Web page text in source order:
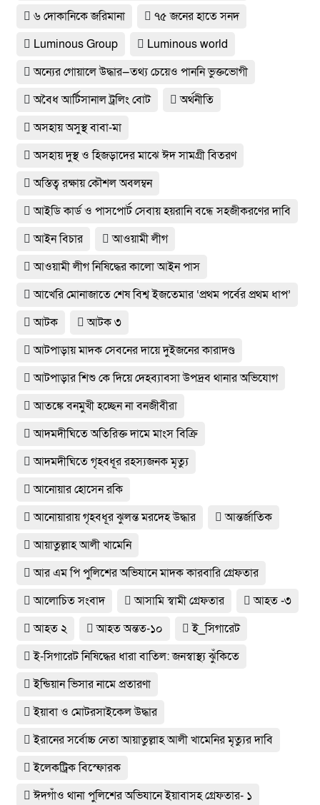
৬ দোকানিকে জরিমানা
৭৫ জনের হাতে সনদ
Luminous Group
Luminous world
অন্যের গোয়ালে উদ্ধার—তথ্য চেয়েও পাননি ভুক্তভোগী
অবৈধ আর্টিসানাল ট্রলিং বোট
অর্থনীতি
অসহায় অসুস্থ বাবা-মা
অসহায় দুস্থ ও হিজড়াদের মাঝে ঈদ সামগ্রী বিতরণ
অস্তিত্ব রক্ষায় কৌশল অবলম্বন
আইডি কার্ড ও পাসপোর্ট সেবায় হয়রানি বন্ধে সহজীকরণের দাবি
আইন বিচার
আওয়ামী লীগ
আওয়ামী লীগ নিষিদ্ধের কালো আইন পাস
আখেরি মোনাজাতে শেষ বিশ্ব ইজতেমার ‘প্রথম পর্বের প্রথম ধাপ’
আটক
আটক ৩
আটপাড়ায় মাদক সেবনের দায়ে দুইজনের কারাদণ্ড
আটপাড়ার শিশু কে দিয়ে দেহব্যাবসা উপদ্রব থানার অভিযোগ
আতঙ্কে বনমুখী হচ্ছেন না বনজীবীরা
আদমদীঘিতে অতিরিক্ত দামে মাংস বিক্রি
আদমদীঘিতে গৃহবধূর রহস্যজনক মৃত্যু
আনোয়ার হোসেন রকি
আনোয়ারায় গৃহবধূর ঝুলন্ত মরদেহ উদ্ধার
আন্তর্জাতিক
আয়াতুল্লাহ আলী খামেনি
আর এম পি পুলিশের অভিযানে মাদক কারবারি গ্রেফতার
আলোচিত সংবাদ
আসামি স্বামী গ্রেফতার
আহত -৩
আহত ২
আহত অন্তত-১০
ই_সিগারেট
ই-সিগারেট নিষিদ্ধের ধারা বাতিল: জনস্বাস্থ্য ঝুঁকিতে
ইন্ডিয়ান ভিসার নামে প্রতারণা
ইয়াবা ও মোটরসাইকেল উদ্ধার
ইরানের সর্বোচ্চ নেতা আয়াতুল্লাহ আলী খামেনির মৃত্যুর দাবি
ইলেকট্রিক বিস্ফোরক
ঈদগাঁও থানা পুলিশের অভিযানে ইয়াবাসহ গ্রেফতার- ১